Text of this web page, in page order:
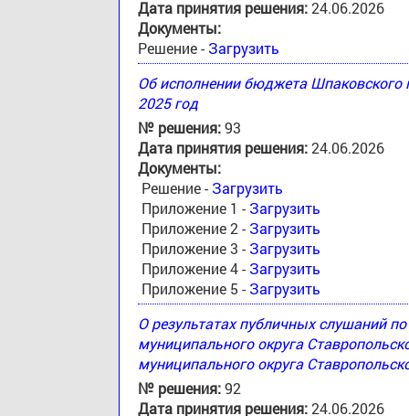
Дата принятия решения:24.06.2026
Документы:
Решение - Загрузить
Об исполнении бюджета Шпаковского
2025 год
№ решения:93
Дата принятия решения:24.06.2026
Документы:
Решение - Загрузить
Приложение 1 - Загрузить
Приложение 2 - Загрузить
Приложение 3 - Загрузить
Приложение 4 - Загрузить
Приложение 5 - Загрузить
О результатах публичных слушаний
муниципального округа
муниципального округа
№ решения:92
Дата принятия решения:24.06.2026